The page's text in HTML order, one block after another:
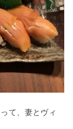
て、妻とヴィ